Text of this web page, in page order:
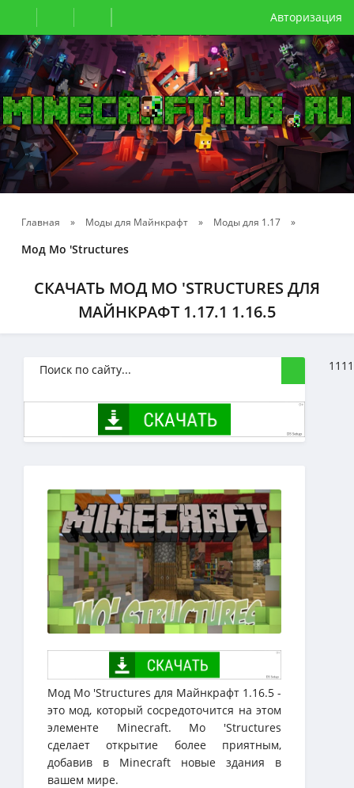
Авторизация
Главная » Моды для Майнкрафт » Моды для 1.17 »
Мод Mo 'Structures
СКАЧАТЬ МОД MO 'STRUCTURES ДЛЯ
МАЙНКРАФТ 1.17.1 1.16.5
Мод Mo 'Structures для Майнкрафт 1.16.5 -
это мод, который сосредоточится на этом
элементе Minecraft. Mo 'Structures
сделает открытие более приятным,
добавив в Minecraft новые здания в
вашем мире.
1111